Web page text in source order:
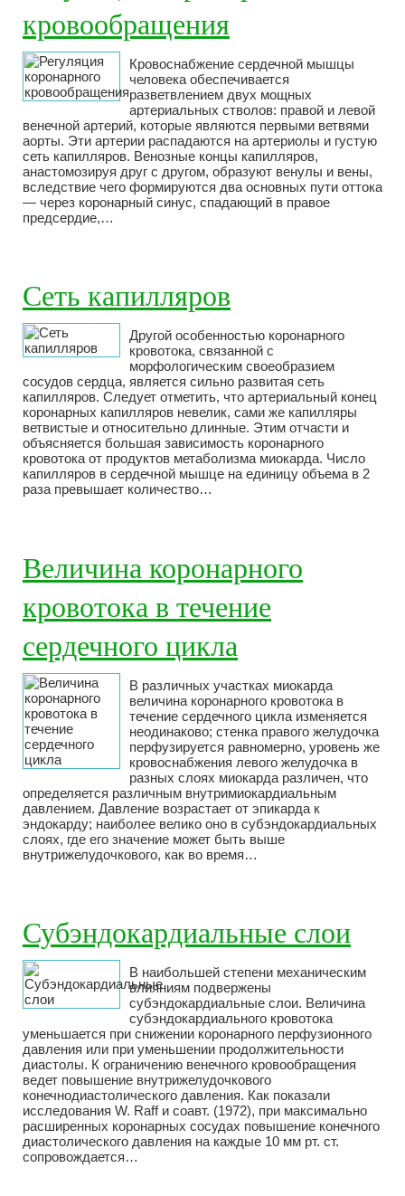
кровообращения
Кровоснабжение сердечной мышцы
человека обеспечивается
разветвлением двух мощных
артериальных стволов: правой и левой
венечной артерий, которые являются первыми ветвями
аорты. Эти артерии распадаются на артериолы и густую
сеть капилляров. Венозные концы капилляров,
анастомозируя друг с другом, образуют венулы и вены,
вследствие чего формируются два основных пути оттока
— через коронарный синус, спадающий в правое
предсердие,…
Сеть капилляров
Другой особенностью коронарного
кровотока, связанной с
морфологическим своеобразием
сосудов сердца, является сильно развитая сеть
капилляров. Следует отметить, что артериальный конец
коронарных капилляров невелик, сами же капилляры
ветвистые и относительно длинные. Этим отчасти и
объясняется большая зависимость коронарного
кровотока от продуктов метаболизма миокарда. Число
капилляров в сердечной мышце на единицу объема в 2
раза превышает количество…
Величина коронарного
кровотока в течение
сердечного цикла
В различных участках миокарда
величина коронарного кровотока в
течение сердечного цикла изменяется
неодинаково; стенка правого желудочка
перфузируется равномерно, уровень же
кровоснабжения левого желудочка в
разных слоях миокарда различен, что
определяется различным внутримиокардиальным
давлением. Давление возрастает от эпикарда к
эндокарду; наиболее велико оно в субэндокардиальных
слоях, где его значение может быть выше
внутрижелудочкового, как во время…
Субэндокардиальные слои
В наибольшей степени механическим
влияниям подвержены
субэндокардиальные слои. Величина
субэндокардиального кровотока
уменьшается при снижении коронарного перфузионного
давления или при уменьшении продолжительности
диастолы. К ограничению венечного кровообращения
ведет повышение внутрижелудочкового
конечнодиастолического давления. Как показали
исследования W. Raff и соавт. (1972), при максимально
расширенных коронарных сосудах повышение конечного
диастолического давления на каждые 10 мм рт. ст.
сопровождается…